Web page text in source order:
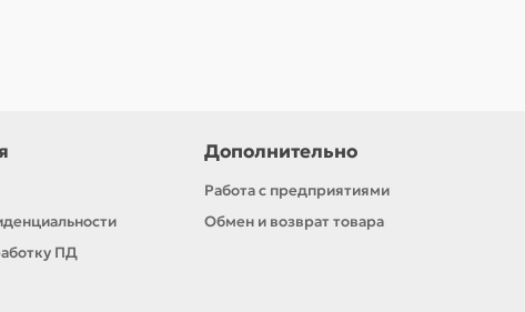
ПД
Дополнительно
Работа с предприятиями
Обмен и возврат товара